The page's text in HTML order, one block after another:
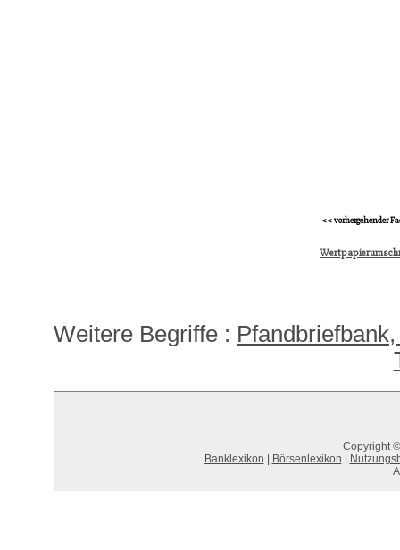
<< vorhergehender
Weitere Begriffe :
Copyright
Banklexikon
Börsenlexikon